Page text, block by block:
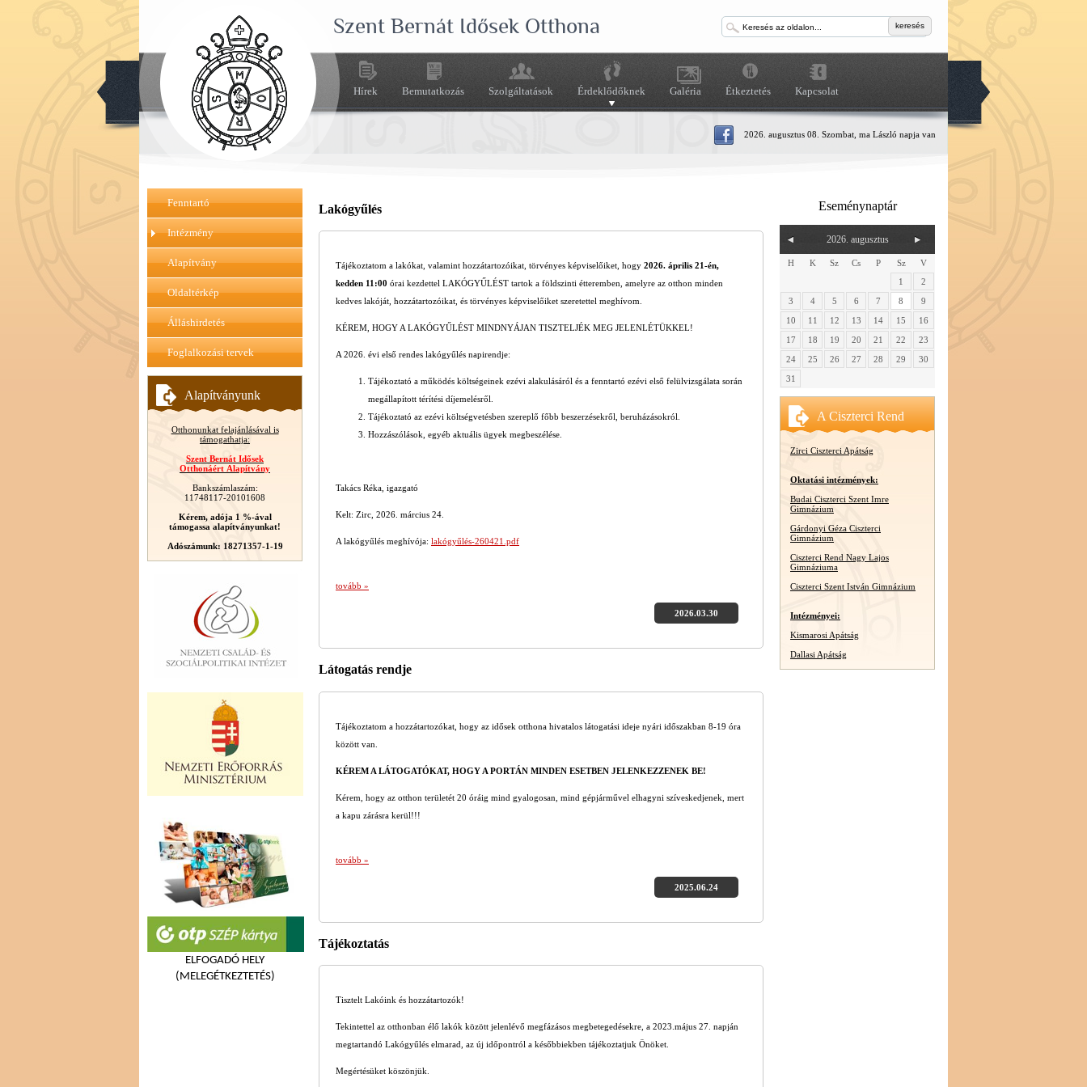
Szent Bernát Idősek Otthona keresés
Hírek Bemutatkozás Szolgáltatások Érdeklődőknek Galéria Étkeztetés Kapcsolat
2026. augusztus 08. Szombat, ma László napja van
Fenntartó
Intézmény
Alapítvány
Oldaltérkép
Álláshirdetés
Foglalkozási tervek
Alapítványunk
Otthonunkat felajánlásával is
támogathatja:
Szent Bernát Idősek
Otthonáért Alapítvány
Bankszámlaszám:
11748117-20101608
Kérem, adója 1 %-ával
támogassa alapítványunkat!
Adószámunk: 18271357-1-19
ELFOGADÓ HELY
(MELEGÉTKEZTETÉS)
Lakógyűlés
Tájékoztatom a lakókat, valamint hozzátartozóikat, törvényes képviselőiket, hogy 2026. április 21-én,
kedden 11:00 órai kezdettel LAKÓGYŰLÉST tartok a földszinti étteremben, amelyre az otthon minden
kedves lakóját, hozzátartozóikat, és törvényes képviselőiket szeretettel meghívom.
KÉREM, HOGY A LAKÓGYŰLÉST MINDNYÁJAN TISZTELJÉK MEG JELENLÉTÜKKEL!
A 2026. évi első rendes lakógyűlés napirendje:
Tájékoztató a működés költségeinek ezévi alakulásáról és a fenntartó ezévi első felülvizsgálata során
megállapított térítési díjemelésről.
Tájékoztató az ezévi költségvetésben szereplő főbb beszerzésekről, beruházásokról.
Hozzászólások, egyéb aktuális ügyek megbeszélése.
Takács Réka, igazgató
Kelt: Zirc, 2026. március 24.
A lakógyűlés meghívója: lakógyűlés-260421.pdf
tovább »
2026.03.30
Látogatás rendje
Tájékoztatom a hozzátartozókat, hogy az idősek otthona hivatalos látogatási ideje nyári időszakban 8-19 óra
között van.
KÉREM A LÁTOGATÓKAT, HOGY A PORTÁN MINDEN ESETBEN JELENKEZZENEK BE!
Kérem, hogy az otthon területét 20 óráig mind gyalogosan, mind gépjárművel elhagyni szíveskedjenek, mert
a kapu zárásra kerül!!!
tovább »
2025.06.24
Tájékoztatás
Tisztelt Lakóink és hozzátartozók!
Tekintettel az otthonban élő lakók között jelenlévő megfázásos megbetegedésekre, a 2023.május 27. napján
megtartandó Lakógyűlés elmarad, az új időpontról a későbbiekben tájékoztatjuk Önöket.
Megértésüket köszönjük.
Eseménynaptár
2026. augusztus
H K Sz Cs P Sz
V
1
2
3
4 5 6 7 8
9
10
11 12 13 14 15
16
17
18 19 20 21 22
23
24
25 26 27 28 29
30
31
A Ciszterci Rend
Zirci Ciszterci Apátság
Oktatási intézmények:
Budai Ciszterci Szent Imre
Gimnázium
Gárdonyi Géza Ciszterci
Gimnázium
Ciszterci Rend Nagy Lajos
Gimnáziuma
Ciszterci Szent István Gimnázium
Intézményei:
Kismarosi Apátság
Dallasi Apátság